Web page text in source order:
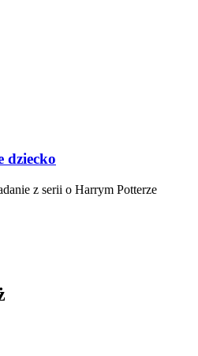
dziecko
z serii o Harrym Potterze